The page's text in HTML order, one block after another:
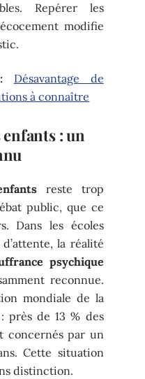
Repérer les
modifie
Désavantage de
à connaître
: un
reste trop
public, que ce
Dans les écoles
la réalité
psychique
reconnue.
mondiale de la
près de 13 % des
concernés par un
Cette situation
distinction.